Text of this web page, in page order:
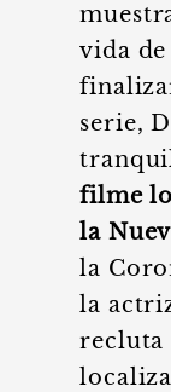
vida
serie,
filme
la
la
la
recluta